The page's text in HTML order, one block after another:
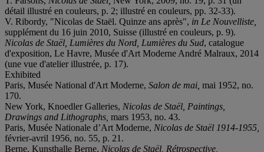
détail illustré en couleurs, p. 2; illustré en couleurs, pp. 32-33).
V. Ribordy, "Nicolas de Staël. Quinze ans après", in Le Nouvelliste,
supplément du 16 juin 2010, Suisse (illustré en couleurs, p. 9).
Nicolas de Staël, Lumières du Nord, Lumières du Sud, catalogue
d'exposition, Le Havre, Musée d'Art Moderne André Malraux, 2014
(une vue d'atelier illustrée, p. 17).
Exhibited
Paris, Musée National d'Art Moderne, Salon de mai, mai 1952, no.
170.
New York, Knoedler Galleries, Nicolas de Staël, Paintings,
Drawings and Lithographs, mars 1953, no. 43.
Paris, Musée Nationale d’Art Moderne, Nicolas de Staël 1914-1955,
février-avril 1956, no. 55, p. 21.
Berne, Kunsthalle Berne, Nicolas de Staël, Rétrospective,